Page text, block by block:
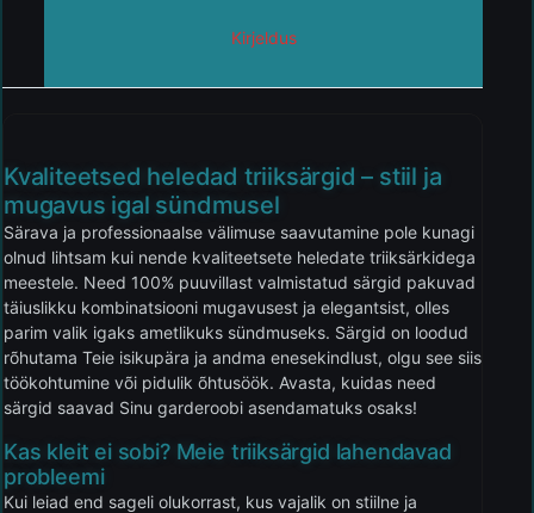
Kirjeldus
Kvaliteetsed heledad triiksärgid – stiil ja
mugavus igal sündmusel
Särava ja professionaalse välimuse saavutamine pole kunagi
olnud lihtsam kui nende kvaliteetsete heledate triiksärkidega
meestele. Need 100% puuvillast valmistatud särgid pakuvad
täiuslikku kombinatsiooni mugavusest ja elegantsist, olles
parim valik igaks ametlikuks sündmuseks. Särgid on loodud
rõhutama Teie isikupära ja andma enesekindlust, olgu see siis
töökohtumine või pidulik õhtusöök. Avasta, kuidas need
särgid saavad Sinu garderoobi asendamatuks osaks!
Kas kleit ei sobi? Meie triiksärgid lahendavad
probleemi
Kui leiad end sageli olukorrast, kus vajalik on stiilne ja